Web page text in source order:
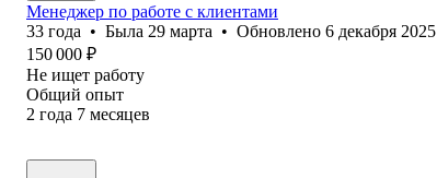
Менеджер по работе с клиентами
33 года • Была 29 марта • Обновлено 6 декабря 2025
150 000 ₽
Не ищет работу
Общий опыт
2 года 7 месяцев